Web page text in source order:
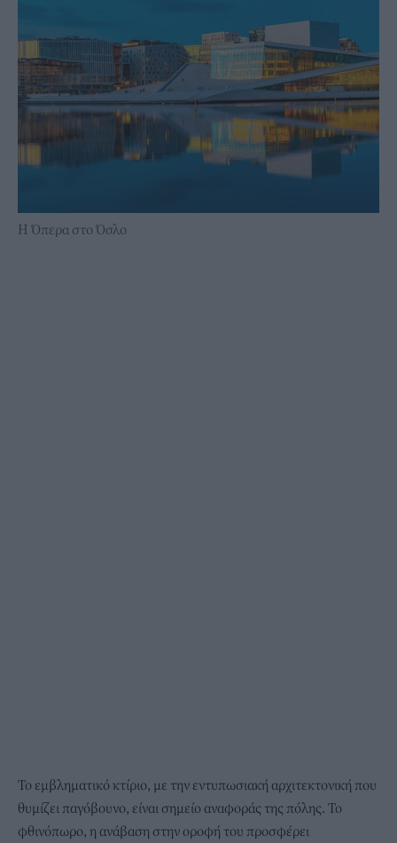
Η Όπερα στο Όσλο
Το εμβληματικό κτίριο, με την εντυπωσιακή αρχιτεκτονική που
θυμίζει παγόβουνο, είναι σημείο αναφοράς της πόλης. Το
φθινόπωρο, η ανάβαση στην οροφή του προσφέρει